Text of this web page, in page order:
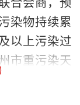
染物持续累
以上污染过
市重污染天
时发布重污